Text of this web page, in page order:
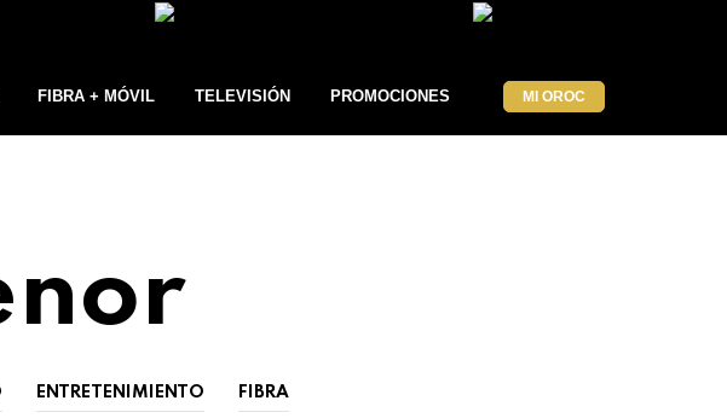
FIBRA + MÓVIL TELEVISIÓN PROMOCIONES MI OROC
ENTRETENIMIENTO FIBRA